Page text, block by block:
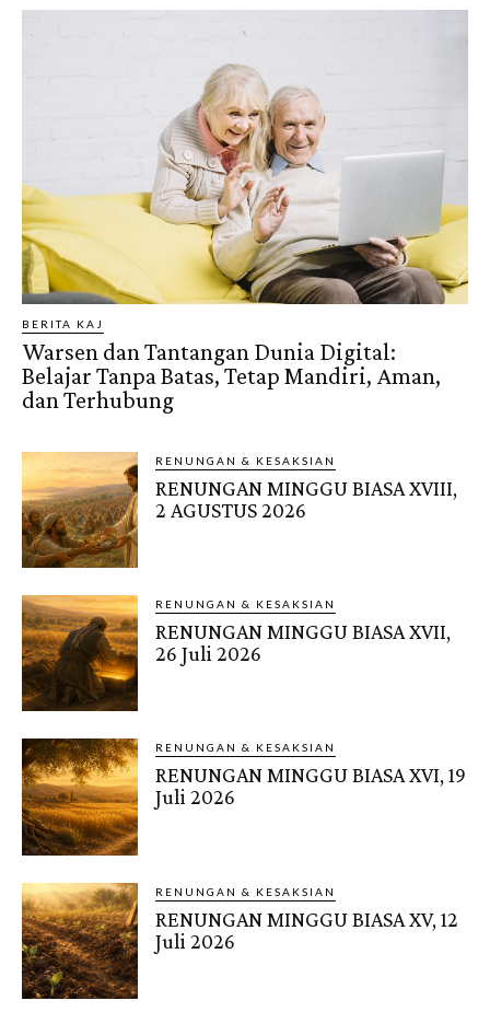
BERITA KAJ
Warsen dan Tantangan Dunia Digital:
Belajar Tanpa Batas, Tetap Mandiri, Aman,
dan Terhubung
RENUNGAN & KESAKSIAN
RENUNGAN MINGGU BIASA XVIII,
2 AGUSTUS 2026
RENUNGAN & KESAKSIAN
RENUNGAN MINGGU BIASA XVII,
26 Juli 2026
RENUNGAN & KESAKSIAN
RENUNGAN MINGGU BIASA XVI, 19
Juli 2026
RENUNGAN & KESAKSIAN
RENUNGAN MINGGU BIASA XV, 12
Juli 2026